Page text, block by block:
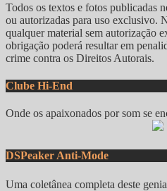
Todos os textos e fotos publicadas
ou autorizadas para uso exclusivo.
qualquer material sem autorização
obrigação poderá resultar em
crime contra os Direitos Autorais.
Clube Hi-End
Onde os apaixonados por som se
DSPeaker Anti-Mode
Uma coletânea completa deste